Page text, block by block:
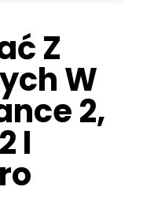
Z
W
2,
I